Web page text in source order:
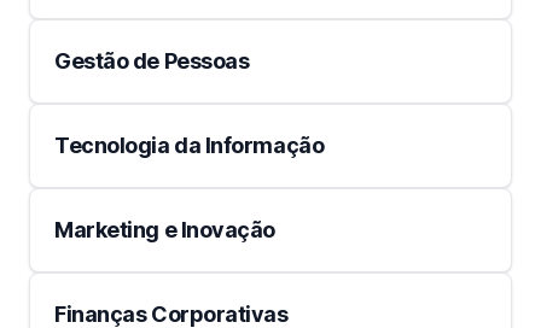
Gestão de Pessoas
Tecnologia da Informação
Marketing e Inovação
Finanças Corporativas